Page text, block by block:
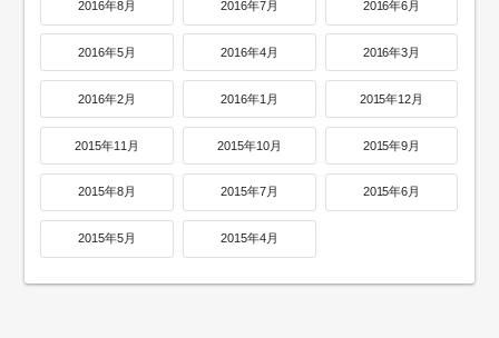
2016年8月 2016年7月 2016年6月
2016年5月 2016年4月 2016年3月
2016年2月 2016年1月 2015年12月
2015年11月 2015年10月 2015年9月
2015年8月 2015年7月 2015年6月
2015年5月 2015年4月